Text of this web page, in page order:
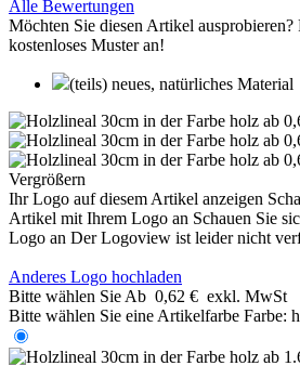
Alle Bewertungen
Möchten Sie diesen Artikel ausprobieren?
kostenloses Muster an!
(teils) neues, natürliches Material
Vergrößern
Ihr Logo auf diesem Artikel anzeigen
Artikel mit Ihrem Logo an Schauen Sie
Logo an Der Logoview ist leider nicht
Anderes Logo hochladen
Bitte wählen Sie Ab 0,62 € exkl. MwSt
Bitte wählen Sie eine Artikelfarbe Farbe: